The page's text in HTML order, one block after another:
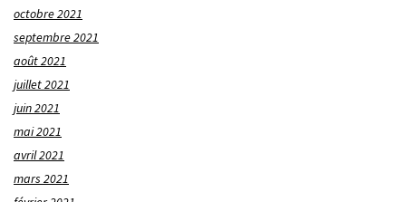
octobre 2021
septembre 2021
août 2021
juillet 2021
juin 2021
mai 2021
avril 2021
mars 2021